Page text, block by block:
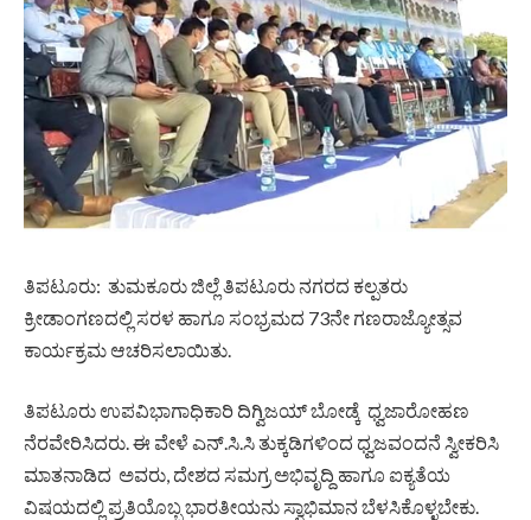
ತಿಪಟೂರು: ತುಮಕೂರು ಜಿಲ್ಲೆ ತಿಪಟೂರು ನಗರದ ಕಲ್ಪತರು
ಕ್ರೀಡಾಂಗಣದಲ್ಲಿ ಸರಳ ಹಾಗೂ ಸಂಭ್ರಮದ 73ನೇ ಗಣರಾಜ್ಯೋತ್ಸವ
ಕಾರ್ಯಕ್ರಮ ಆಚರಿಸಲಾಯಿತು.
ತಿಪಟೂರು ಉಪವಿಭಾಗಾಧಿಕಾರಿ ದಿಗ್ವಿಜಯ್ ಬೋಡ್ಕೆ ಧ್ವಜಾರೋಹಣ
ನೆರವೇರಿಸಿದರು. ಈ ವೇಳೆ ಎನ್.ಸಿ.ಸಿ ತುಕ್ಕಡಿಗಳಿಂದ ಧ್ವಜವಂದನೆ ಸ್ವೀಕರಿಸಿ
ಮಾತನಾಡಿದ ಅವರು, ದೇಶದ ಸಮಗ್ರ ಅಭಿವೃದ್ದಿ ಹಾಗೂ ಐಕ್ಯತೆಯ
ವಿಷಯದಲ್ಲಿ ಪ್ರತಿಯೊಬ್ಬ ಭಾರತೀಯನು ಸ್ವಾಭಿಮಾನ ಬೆಳಸಿಕೊಳ್ಳಬೇಕು.